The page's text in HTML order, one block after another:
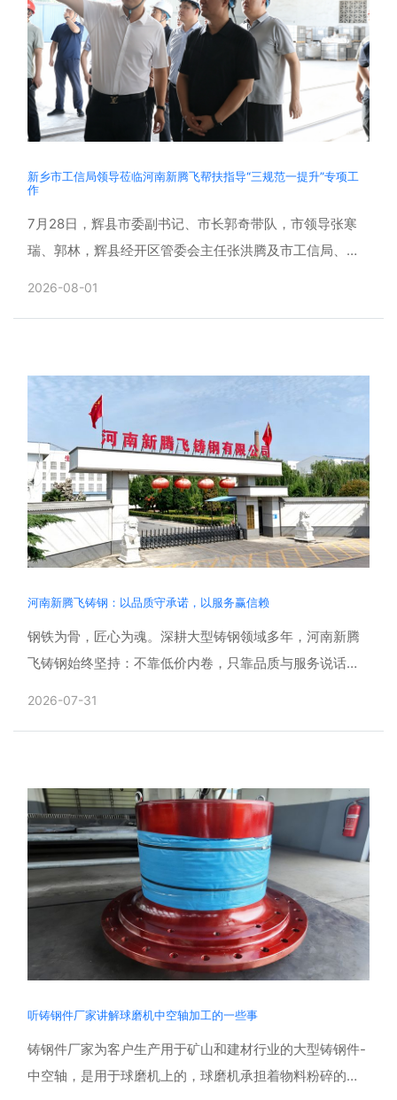
新乡市工信局领导莅临河南新腾飞帮扶指导“三规范一提升”专项工
作
7月28日，辉县市委副书记、市长郭奇带队，市领导张寒
瑞、郭林，辉县经开区管委会主任张洪腾及市工信局、生
2026-08-01
河南新腾飞铸钢：以品质守承诺，以服务赢信赖
钢铁为骨，匠心为魂。深耕大型铸钢领域多年，河南新腾
飞铸钢始终坚持：不靠低价内卷，只靠品质与服务说话。
2026-07-31
听铸钢件厂家讲解球磨机中空轴加工的一些事
铸钢件厂家为客户生产用于矿山和建材行业的大型铸钢件-
中空轴，是用于球磨机上的，球磨机承担着物料粉碎的核